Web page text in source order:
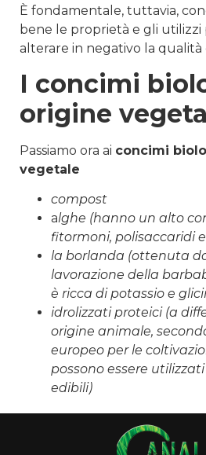
È fondamentale, tuttavia,
bene le proprietà e gli utilizzi
alterare in negativo la
I concimi
origine
Passiamo ora ai concimi
vegetale
compost
alghe (hanno un alto
fitormoni, polisaccaridi
la borlanda (ottenuta
lavorazione della
è ricca di potassio e
idrolizzati proteici (a
origine animale,
europeo per le
possono essere
edibili)